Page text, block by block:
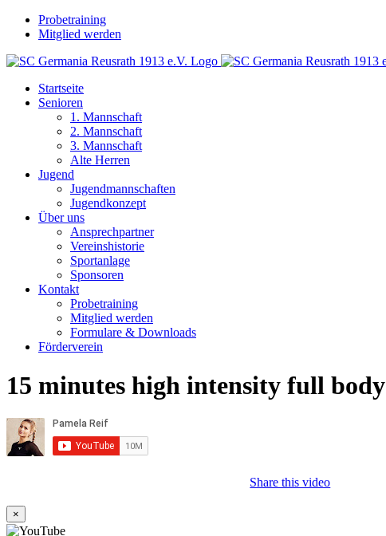
Zum
Inhalt
Facebook
Instagram
WhatsAppProbetraining
Mitglied werden
Startseite
Senioren
1. Mannschaft
2. Mannschaft
3. Mannschaft
Alte Herren
Jugend
Jugendmannschaften
Jugendkonzept
Über uns
Ansprechpartner
Vereinshistorie
Sportanlage
Sponsoren
Kontakt
Probetraining
Mitglied werden
Formulare & Downloads
Förderverein
15 minutes high intensity full body
Share this video
×